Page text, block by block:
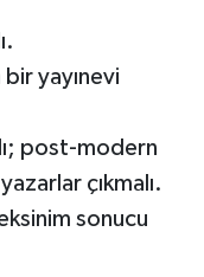
yayınevi
post-modern
çıkmalı.
sonucu